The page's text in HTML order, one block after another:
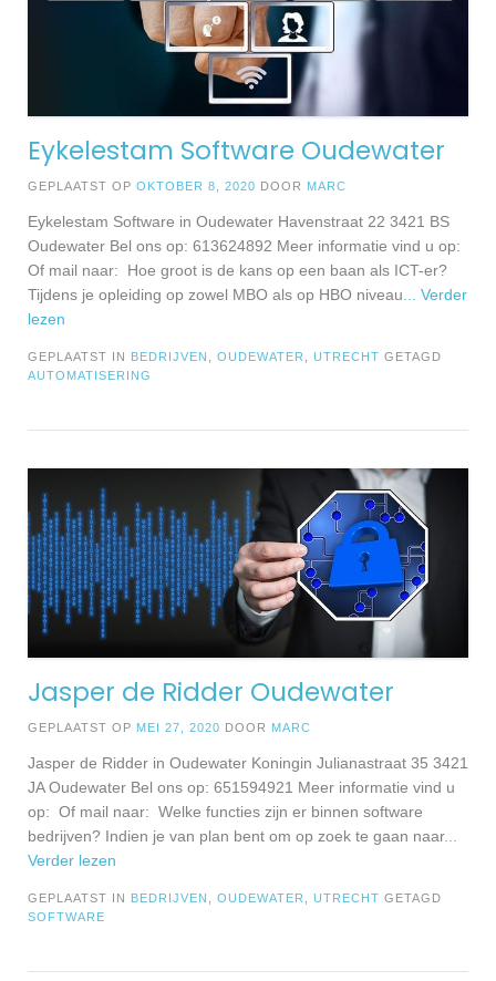
Eykelestam Software Oudewater
GEPLAATST OP OKTOBER 8, 2020 DOOR MARC
Eykelestam Software in Oudewater Havenstraat 22 3421 BS
Oudewater Bel ons op: 613624892 Meer informatie vind u op:
Of mail naar: Hoe groot is de kans op een baan als ICT-er?
Tijdens je opleiding op zowel MBO als op HBO niveau ... Verder
lezen
GEPLAATST IN BEDRIJVEN OUDEWATER UTRECHT GETAGD
AUTOMATISERING
Jasper de Ridder Oudewater
GEPLAATST OP MEI 27, 2020 DOOR MARC
Jasper de Ridder in Oudewater Koningin Julianastraat 35 3421
JA Oudewater Bel ons op: 651594921 Meer informatie vind u
op: Of mail naar: Welke functies zijn er binnen software
bedrijven? Indien je van plan bent om op zoek te gaan naar...
Verder lezen
GEPLAATST IN BEDRIJVEN OUDEWATER UTRECHT GETAGD
SOFTWARE